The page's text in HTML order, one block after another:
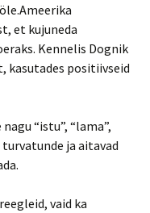
et kujuneda
Kennelis Dognik
kasutades positiivseid
“istu”, “lama”,
turvatunde ja aitavad
vaid ka